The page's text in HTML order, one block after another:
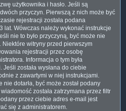
użytkownika i hasło. Jeśli są
przyczyn. Pierwszą z nich może być
rejestracji została podana
lat. Wówczas należy wykonać instrukcje
nie to było przyczyną, być może nie
Niektóre witryny przed pierwszym
rejestracji przez osobę
Informacja o tym była
została wysłana do ciebie
z zawartymi w niej instrukcjami.
dotarła, być może został podany
została zatrzymana przez filtr
przez ciebie adres e-mail jest
się z administratorem.